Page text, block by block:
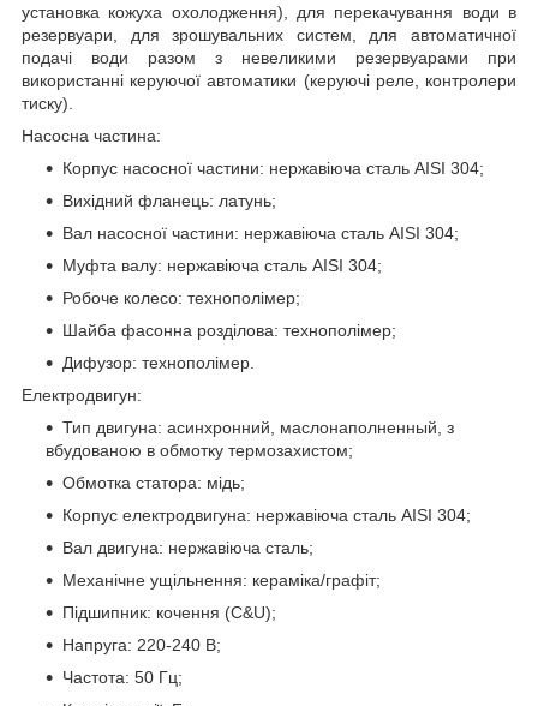
установка кожуха охолодження), для перекачування води в
резервуари, для зрошувальних систем, для автоматичної
подачі води разом з невеликими резервуарами при
використанні керуючої автоматики (керуючі реле, контролери
тиску).
Насосна частина:
Корпус насосної частини: нержавіюча сталь AISI 304;
Вихідний фланець: латунь;
Вал насосної частини: нержавіюча сталь AISI 304;
Муфта валу: нержавіюча сталь AISI 304;
Робоче колесо: технополімер;
Шайба фасонна розділова: технополімер;
Дифузор: технополімер.
Електродвигун:
Тип двигуна: асинхронний, маслонаполненный, з
вбудованою в обмотку термозахистом;
Обмотка статора: мідь;
Корпус електродвигуна: нержавіюча сталь AISI 304;
Вал двигуна: нержавіюча сталь;
Механічне ущільнення: кераміка/графіт;
Підшипник: кочення (C&U);
Напруга: 220-240 В;
Частота: 50 Гц;